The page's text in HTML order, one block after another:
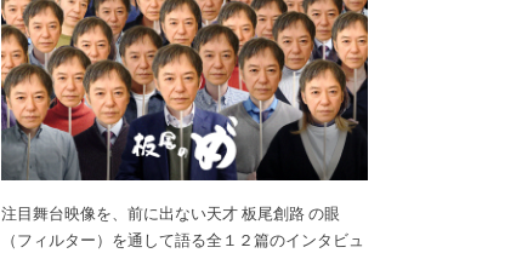
注目舞台映像を、前に出ない天才 板尾創路 の眼
（フィルター）を通して語る全１２篇のインタビュ